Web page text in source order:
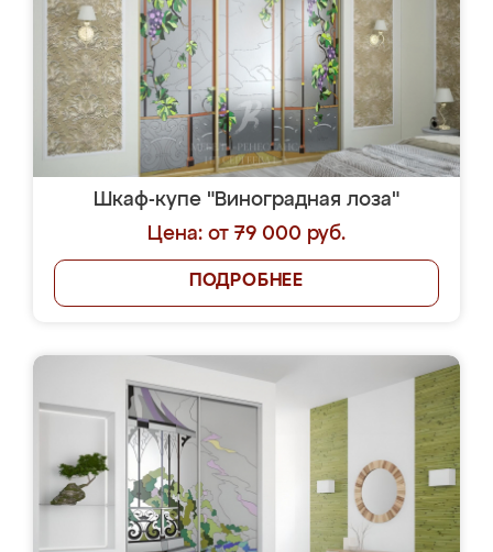
Шкаф-купе "Виноградная лоза"
Цена: от 79 000 руб.
ПОДРОБНЕЕ